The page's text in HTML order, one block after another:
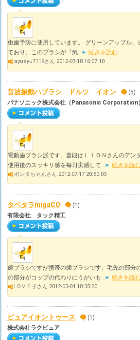
虫歯予防に使用しています。 グリーンアップル
ており、このブラシが『気...
続きを読む
ayuayu7119さん 2012-07-18 16:07:10
音波振動ハブラシ ドルツ イオン
(5)
パナソニック株式会社（Panasonic Corporation）
電動歯ブラシ派です。普段はＬＩＯＮさんのデ
使用後のスッキリ感を毎日実感して...
続きを読
ポンタちゃんさん 2012-07-17 20:50:03
タベタラmigaCO
(1)
有限会社 タック精工
歯ブラシですが携帯の歯ブラシです。毛先の部
の部分がコップの代わりにうがいも...
続きを読
LOＶＥ子さん 2012-03-04 18:35:30
ピュアイオントゥース
(1)
株式会社ラクピュア